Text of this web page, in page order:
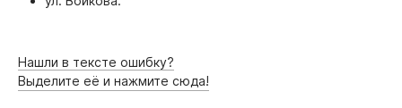
Нашли в тексте ошибку?
Выделите её и нажмите сюда!